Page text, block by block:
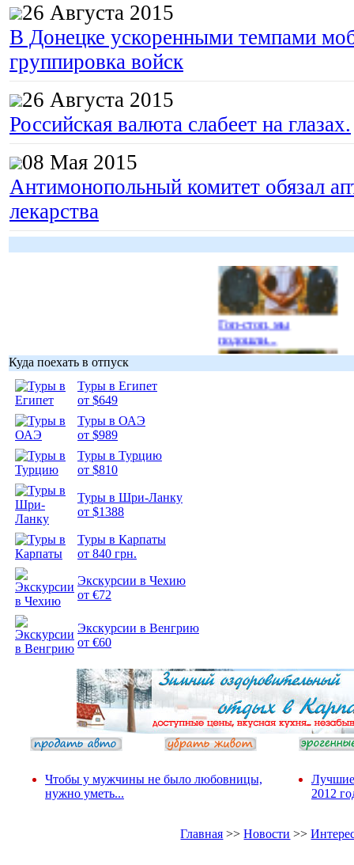
26 Августа 2015
В Донецке ускоренными темпами
группировка войск
26 Августа 2015
Российская валюта слабеет на глазах.
08 Мая 2015
Антимонопольный комитет обязал
лекарства
Гоп-стоп, мы
подошли...
Куда поехать в отпуск
Туры в Египет
от $649
Туры в ОАЭ
от $989
Туры в Турцию
от $810
Туры в Шри-Ланку
от $1388
Туры в Карпаты
от 840 грн.
Экскурсии в Чехию
от €72
Экскурсии в Венгрию
от €60
Чтобы у мужчины не было любовницы,
нужно уметь...
Лучшие
2012
Главная >>Новости >>